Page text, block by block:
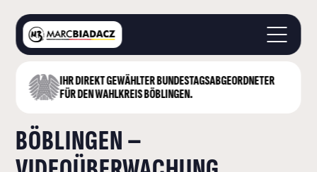
IHR DIREKT GEWÄHLTER BUNDESTAGS­ABGEORDNETER
FÜR DEN WAHLKREIS BÖBLINGEN.
STARTSEITE
LANDKREIS BÖBLINGEN
DEUTSCHER BUNDESTAG
BÖBLINGEN –